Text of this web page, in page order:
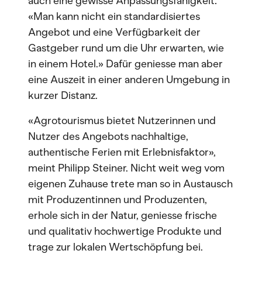
«Man kann nicht ein standardisiertes
Angebot und eine Verfügbarkeit der
Gastgeber rund um die Uhr erwarten, wie
in einem Hotel.» Dafür geniesse man aber
eine Auszeit in einer anderen Umgebung in
kurzer Distanz.
«Agrotourismus bietet Nutzerinnen und
Nutzer des Angebots nachhaltige,
authentische Ferien mit Erlebnisfaktor»,
meint Philipp Steiner. Nicht weit weg vom
eigenen Zuhause trete man so in Austausch
mit Produzentinnen und Produzenten,
erhole sich in der Natur, geniesse frische
und qualitativ hochwertige Produkte und
trage zur lokalen Wertschöpfung bei.